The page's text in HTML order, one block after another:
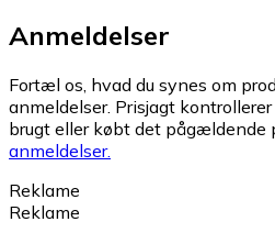
Anmeldelser
Fortæl os, hvad du synes om
anmeldelser. Prisjagt
brugt eller købt det pågældende
anmeldelser.
Reklame
Reklame